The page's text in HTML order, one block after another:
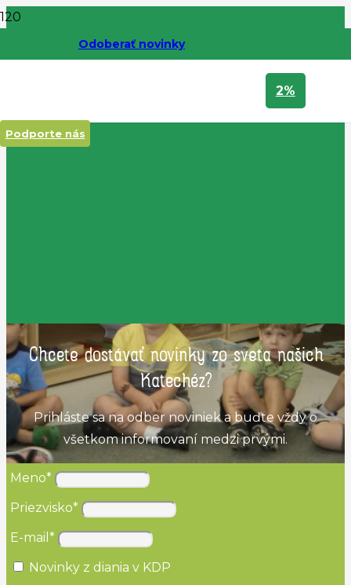
Odoberať novinky
2%
Podporte nás
Chcete dostávať novinky zo sveta našich
Katechéz?
Prihláste sa na odber noviniek a buďte vždy o
všetkom informovaní medzi prvými.
Meno*
Priezvisko*
E-mail*
Novinky z diania v KDP